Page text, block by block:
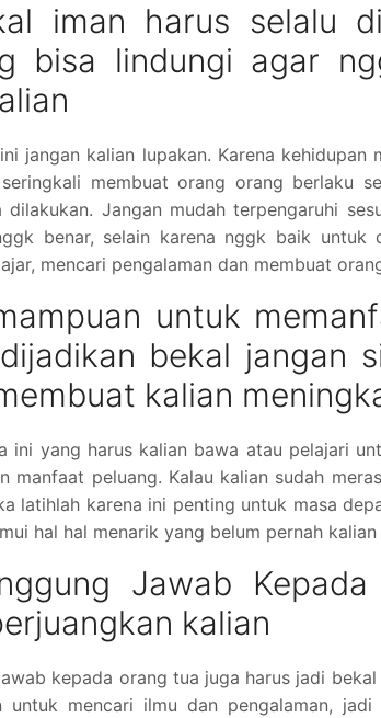
iman harus selalu
bisa lindungi agar
jangan kalian lupakan. Karena
membuat orang orang berlaku
dilakukan. Jangan mudah terpengaruhi
benar, selain karena nggk baik
mencari pengalaman dan membuat
untuk
bekal jangan
kalian
ini yang harus kalian bawa atau pelajari
manfaat peluang. Kalau kalian sudah
latihlah karena ini penting untuk masa
hal hal menarik yang belum pernah
Jawab
kalian
kepada orang tua juga harus jadi
untuk mencari ilmu dan pengalaman,